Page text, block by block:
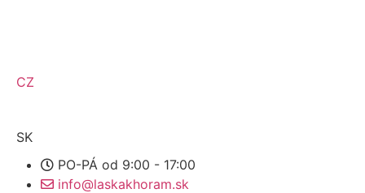
CZ
SK
PO-PÁ od 9:00 - 17:00
info@laskakhoram.sk